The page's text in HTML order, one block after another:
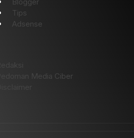
Blogger
Tips
Adsense
Redaksi
Pedoman Media Ciber